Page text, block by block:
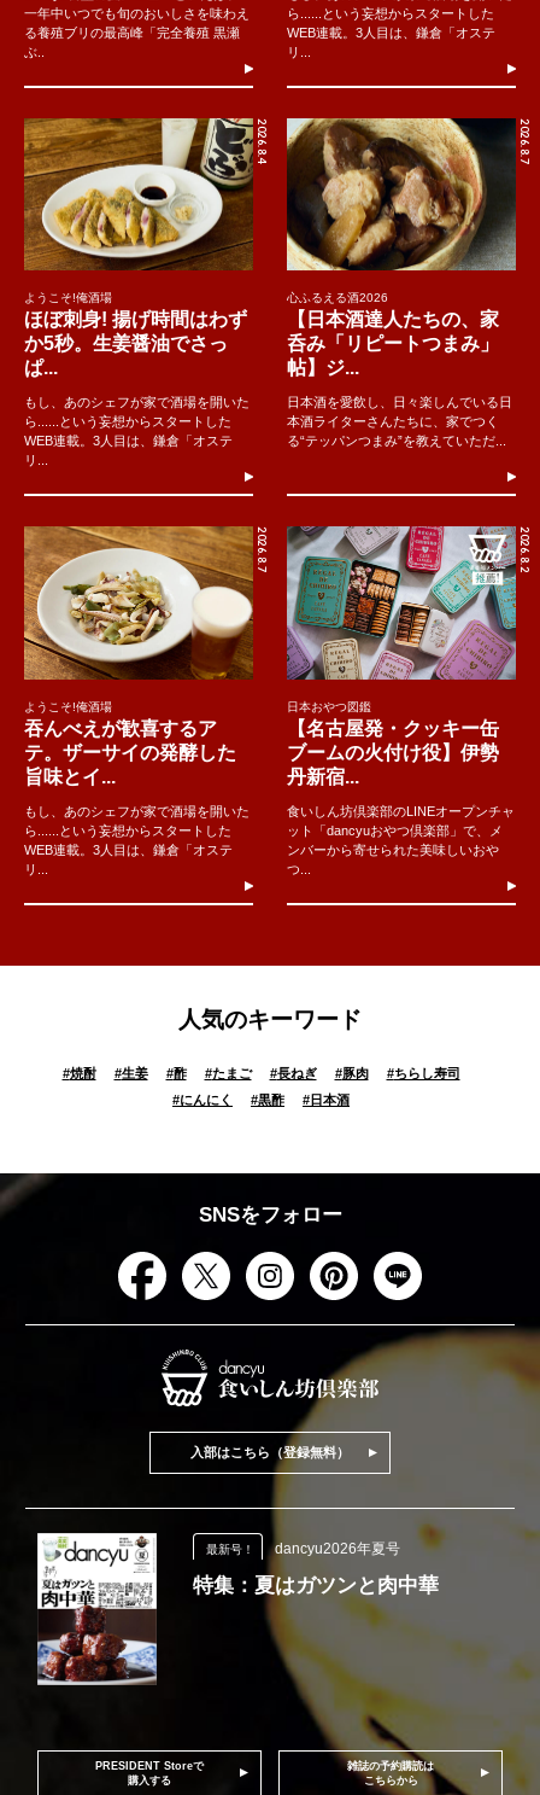
一年中いつでも旬のおいしさを味わえ
る養殖ブリの最高峰「完全養殖 黒瀬
ぶ..
ら......という妄想からスタートした
WEB連載。3人目は、鎌倉「オステ
リ...
2026.8.4
ようこそ!俺酒場
ほぼ刺身! 揚げ時間はわず
か5秒。生姜醤油でさっ
ぱ...
もし、あのシェフが家で酒場を開いた
ら......という妄想からスタートした
WEB連載。3人目は、鎌倉「オステ
リ...
2026.8.7
心ふるえる酒2026
【日本酒達人たちの、家
呑み「リピートつまみ」
帖】ジ...
日本酒を愛飲し、日々楽しんでいる日
本酒ライターさんたちに、家でつく
る“テッパンつまみ”を教えていただ...
2026.8.7
ようこそ!俺酒場
吞んべえが歓喜するア
テ。ザーサイの発酵した
旨味とイ...
もし、あのシェフが家で酒場を開いた
ら......という妄想からスタートした
WEB連載。3人目は、鎌倉「オステ
リ...
2026.8.2
日本おやつ図鑑
【名古屋発・クッキー缶
ブームの火付け役】伊勢
丹新宿...
食いしん坊倶楽部のLINEオープンチャ
ット「dancyuおやつ倶楽部」で、メ
ンバーから寄せられた美味しいおや
つ...
人気のキーワード
#焼酎 #生姜 #酢 #たまご #長ねぎ #豚肉 #ちらし寿司
#にんにく #黒酢 #日本酒
SNSをフォロー
入部はこちら（登録無料）
最新号！ dancyu2026年夏号
特集：夏はガツンと肉中華
PRESIDENT Storeで
購入する
雑誌の予約購読は
こちらから